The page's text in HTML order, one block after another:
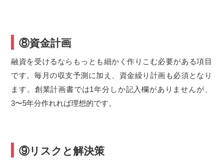
⑧資金計画
融資を受けるならもっとも細かく作りこむ必要がある項目
です。毎月の収支予測に加え、資金繰り計画も必須となり
ます。創業計画書では1年分しか記入欄がありませんが、
3〜5年分作れれば理想的です。
⑨リスクと解決策